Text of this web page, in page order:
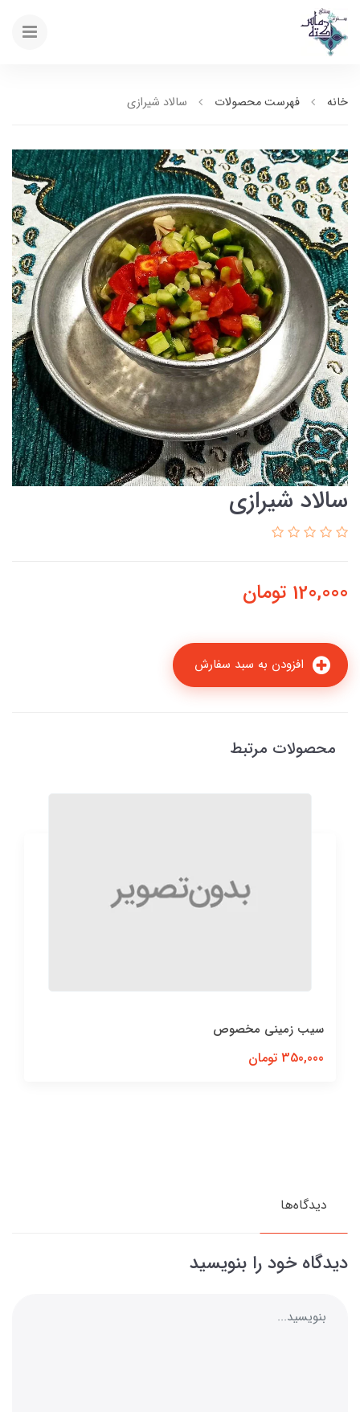
خانه فهرست محصولات سالاد شیرازی
سالاد شیرازی
120,000 تومان
محصولات مرتبط
سیب زمینی مخصوص
350,000 تومان
دیدگاه‌ها
دیدگاه خود را بنویسید